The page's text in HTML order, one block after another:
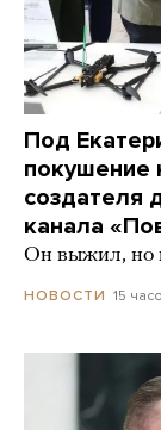
Под
покушение
создателя
канала
Он выжил, но
НОВОСТИ 15